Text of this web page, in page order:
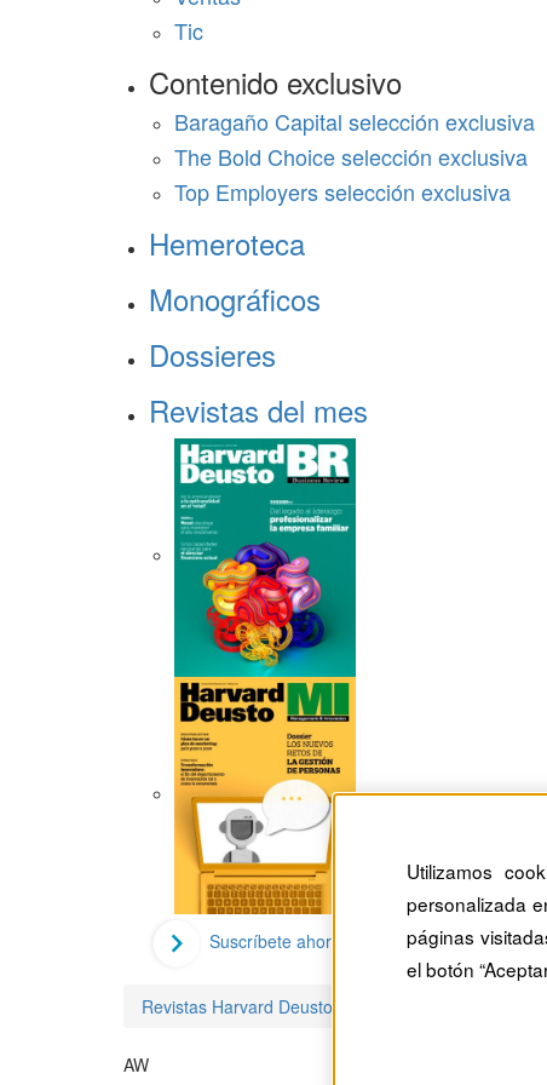
Tic
Contenido exclusivo
Baragaño Capital selección exclusiva
The Bold Choice selección exclusiva
Top Employers selección exclusiva
Hemeroteca
Monográficos
Dossieres
Revistas del mes
Suscríbete ahora
Revistas Harvard Deusto
AW
Utilizamos
personalizada
páginas
el botón